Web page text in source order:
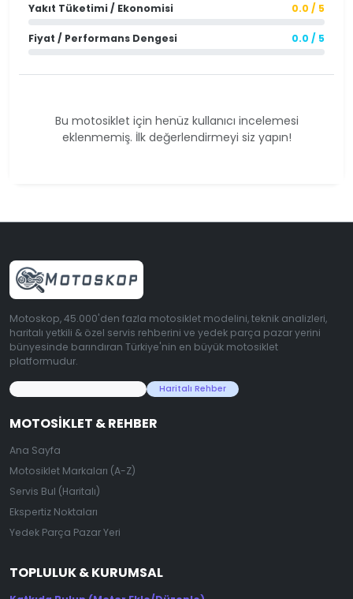
Yakıt Tüketimi / Ekonomisi 0.0 / 5
Fiyat / Performans Dengesi 0.0 / 5
Bu motosiklet için henüz kullanıcı incelemesi
eklenmemiş. İlk değerlendirmeyi siz yapın!
Motoskop, 45.000'den fazla motosiklet modelini, teknik analizleri,
haritalı yetkili & özel servis rehberini ve yedek parça pazar yerini
bünyesinde barındıran Türkiye'nin en büyük motosiklet
platformudur.
Haritalı Rehber
MOTOSIKLET & REHBER
Ana Sayfa
Motosiklet Markaları (A-Z)
Servis Bul (Haritalı)
Ekspertiz Noktaları
Yedek Parça Pazar Yeri
TOPLULUK & KURUMSAL